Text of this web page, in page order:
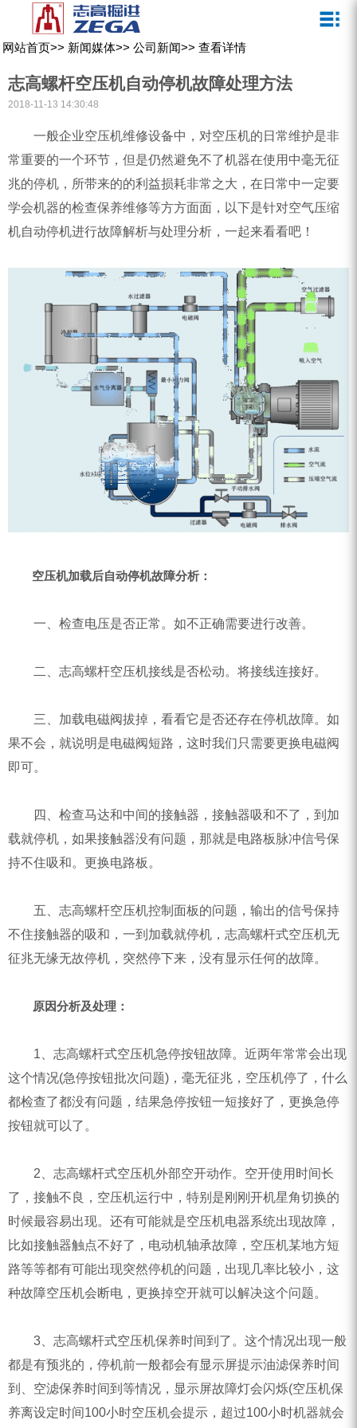
资质荣誉
宣传视频
ZEGA小型一体式露天钻机
ZEGA全液压顶锤钻机
零配件
FY水井钻车系列
KQZ水井钻机系列
ZEGA分体式露天钻机
水井专用螺杆空压机
雾炮机
洗轮机
螺杆式空气压缩机
黑金刚钻头钻具系列
营销网络
网站首页>> 新闻媒体>> 公司新闻>> 查看详情
志高螺杆空压机自动停机故障处理方法
2018-11-13 14:30:48
一般企业空压机维修设备中，对空压机的日常维护是非
常重要的一个环节，但是仍然避免不了机器在使用中毫无征
兆的停机，所带来的的利益损耗非常之大，在日常中一定要
学会机器的检查保养维修等方方面面，以下是针对空气压缩
机自动停机进行故障解析与处理分析，一起来看看吧！
空压机加载后自动停机故障分析：
一、检查电压是否正常。如不正确需要进行改善。
二、志高螺杆空压机接线是否松动。将接线连接好。
三、加载电磁阀拔掉，看看它是否还存在停机故障。如
果不会，就说明是电磁阀短路，这时我们只需要更换电磁阀
即可。
四、检查马达和中间的接触器，接触器吸和不了，到加
载就停机，如果接触器没有问题，那就是电路板脉冲信号保
持不住吸和。更换电路板。
五、志高螺杆空压机控制面板的问题，输出的信号保持
不住接触器的吸和，一到加载就停机，志高螺杆式空压机无
征兆无缘无故停机，突然停下来，没有显示任何的故障。
原因分析及处理：
1、志高螺杆式空压机急停按钮故障。近两年常常会出现
这个情况(急停按钮批次问题)，毫无征兆，空压机停了，什么
都检查了都没有问题，结果急停按钮一短接好了，更换急停
按钮就可以了。
2、志高螺杆式空压机外部空开动作。空开使用时间长
了，接触不良，空压机运行中，特别是刚刚开机星角切换的
时候最容易出现。还有可能就是空压机电器系统出现故障，
比如接触器触点不好了，电动机轴承故障，空压机某地方短
路等等都有可能出现突然停机的问题，出现几率比较小，这
种故障空压机会断电，更换掉空开就可以解决这个问题。
3、志高螺杆式空压机保养时间到了。这个情况出现一般
都是有预兆的，停机前一般都会有显示屏提示油滤保养时间
到、空滤保养时间到等情况，显示屏故障灯会闪烁(空压机保
养离设定时间100小时空压机会提示，超过100小时机器就会